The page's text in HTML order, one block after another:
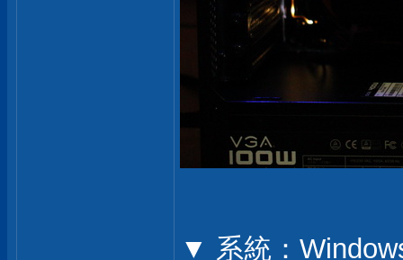
▼ 系統：